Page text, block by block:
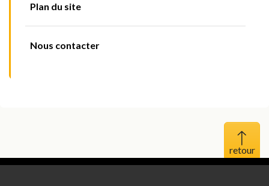
Plan du site
Nous contacter
Haut